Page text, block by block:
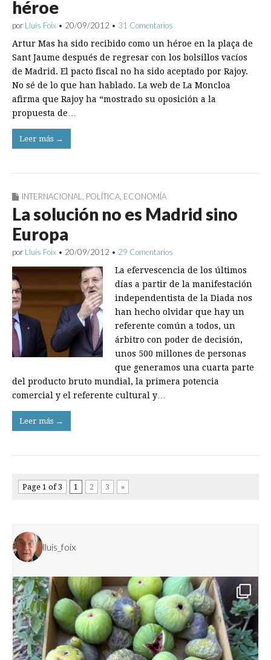
héroe
por Lluís Foix • 20/09/2012 • 31 Comentarios
Artur Mas ha sido recibido como un héroe en la plaça de
Sant Jaume después de regresar con los bolsillos vacíos
de Madrid. El pacto fiscal no ha sido aceptado por Rajoy.
No sé de lo que han hablado. La web de La Moncloa
afirma que Rajoy ha “mostrado su oposición a la
propuesta de…
Leer más →
INTERNACIONAL POLÍTICA ECONOMÍA
La solución no es Madrid sino
Europa
por Lluís Foix • 20/09/2012 • 29 Comentarios
La efervescencia de los últimos
días a partir de la manifestación
independentista de la Diada nos
han hecho olvidar que hay un
referente común a todos, un
árbitro con poder de decisión,
unos 500 millones de personas
que generamos una cuarta parte
del producto bruto mundial, la primera potencia
comercial y el referente cultural y…
Leer más →
Page 1 of 3 1 2 3 »
lluis_foix